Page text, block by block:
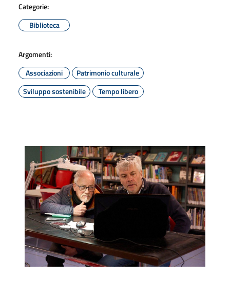
Categorie:
Biblioteca
Argomenti:
Associazioni
Patrimonio culturale
Sviluppo sostenibile
Tempo libero